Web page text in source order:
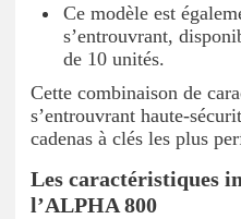
Ce modèle est
s’entrouvrant,
de 10 unités.
Cette combinaison de
s’entrouvrant haute-
cadenas à clés les plus
Les caractéristiques
l’ALPHA 800